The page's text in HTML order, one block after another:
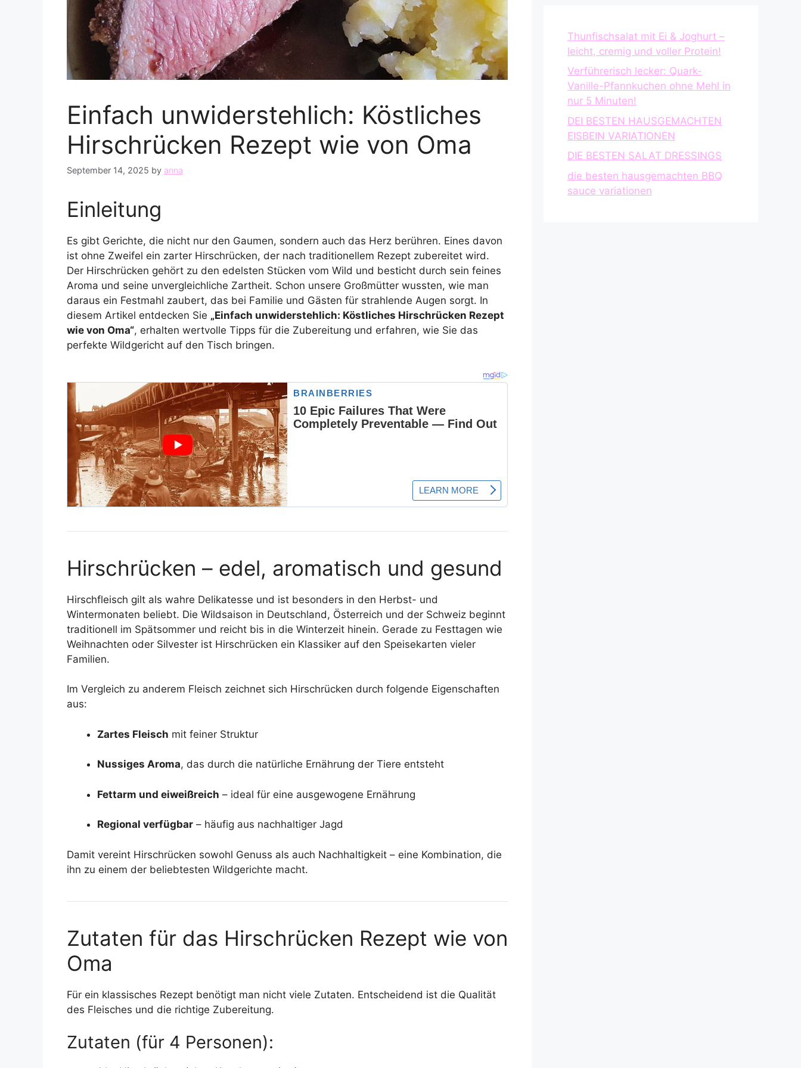
Einfach unwiderstehlich: Köstliches
Hirschrücken Rezept wie von Oma
September 14, 2025 by anna
Einleitung
Es gibt Gerichte, die nicht nur den Gaumen, sondern auch das Herz berühren. Eines davon
ist ohne Zweifel ein zarter Hirschrücken, der nach traditionellem Rezept zubereitet wird.
Der Hirschrücken gehört zu den edelsten Stücken vom Wild und besticht durch sein feines
Aroma und seine unvergleichliche Zartheit. Schon unsere Großmütter wussten, wie man
daraus ein Festmahl zaubert, das bei Familie und Gästen für strahlende Augen sorgt. In
diesem Artikel entdecken Sie „Einfach unwiderstehlich: Köstliches Hirschrücken Rezept
wie von Oma“, erhalten wertvolle Tipps für die Zubereitung und erfahren, wie Sie das
perfekte Wildgericht auf den Tisch bringen.
Hirschrücken – edel, aromatisch und gesund
Hirschfleisch gilt als wahre Delikatesse und ist besonders in den Herbst- und
Wintermonaten beliebt. Die Wildsaison in Deutschland, Österreich und der Schweiz beginnt
traditionell im Spätsommer und reicht bis in die Winterzeit hinein. Gerade zu Festtagen wie
Weihnachten oder Silvester ist Hirschrücken ein Klassiker auf den Speisekarten vieler
Familien.
Im Vergleich zu anderem Fleisch zeichnet sich Hirschrücken durch folgende Eigenschaften
aus:
Zartes Fleisch mit feiner Struktur
Nussiges Aroma, das durch die natürliche Ernährung der Tiere entsteht
Fettarm und eiweißreich – ideal für eine ausgewogene Ernährung
Regional verfügbar – häufig aus nachhaltiger Jagd
Damit vereint Hirschrücken sowohl Genuss als auch Nachhaltigkeit – eine Kombination, die
ihn zu einem der beliebtesten Wildgerichte macht.
Zutaten für das Hirschrücken Rezept wie von
Oma
Für ein klassisches Rezept benötigt man nicht viele Zutaten. Entscheidend ist die Qualität
des Fleisches und die richtige Zubereitung.
Zutaten (für 4 Personen):
Thunfischsalat mit Ei & Joghurt –
leicht, cremig und voller Protein!
Verführerisch lecker: Quark-
Vanille-Pfannkuchen ohne Mehl in
nur 5 Minuten!
DEI BESTEN HAUSGEMACHTEN
EISBEIN VARIATIONEN
DIE BESTEN SALAT DRESSINGS
die besten hausgemachten BBQ
sauce variationen